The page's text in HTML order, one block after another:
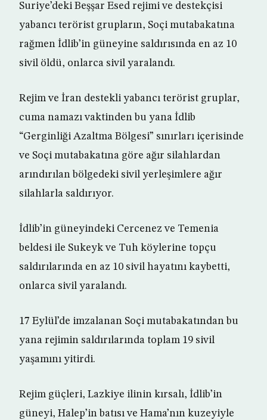
Suriye’deki Beşşar Esed rejimi ve destekçisi
yabancı terörist grupların, Soçi mutabakatına
rağmen İdlib’in güneyine saldırısında en az 10
sivil öldü, onlarca sivil yaralandı.
Rejim ve İran destekli yabancı terörist gruplar,
cuma namazı vaktinden bu yana İdlib
“Gerginliği Azaltma Bölgesi” sınırları içerisinde
ve Soçi mutabakatına göre ağır silahlardan
arındırılan bölgedeki sivil yerleşimlere ağır
silahlarla saldırıyor.
İdlib’in güneyindeki Cercenez ve Temenia
beldesi ile Sukeyk ve Tuh köylerine topçu
saldırılarında en az 10 sivil hayatını kaybetti,
onlarca sivil yaralandı.
17 Eylül’de imzalanan Soçi mutabakatından bu
yana rejimin saldırılarında toplam 19 sivil
yaşamını yitirdi.
Rejim güçleri, Lazkiye ilinin kırsalı, İdlib’in
güneyi, Halep’in batısı ve Hama’nın kuzeyiyle